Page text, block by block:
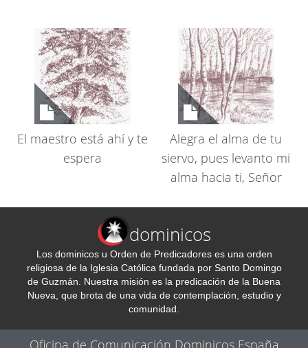
El maestro está ahí y te
espera
Alegra el alma de tu
siervo, pues levanto mi
alma hacia ti, Señor
dominicos
Los dominicos u Orden de Predicadores es una orden
religiosa de la Iglesia Católica fundada por Santo Domingo
de Guzmán. Nuestra misión es la predicación de la Buena
Nueva, que brota de una vida de contemplación, estudio y
comunidad.
Oficina de Comunicación Dominicos España